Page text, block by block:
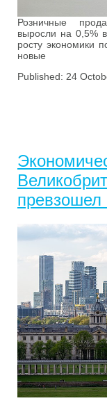
Розничные
выросли на 0,5%
росту экономики
новые
Published: 24
превзошел